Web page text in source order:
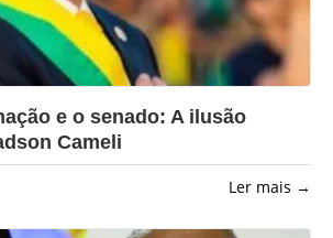
e o senado: A ilusão
Cameli
Ler mais →